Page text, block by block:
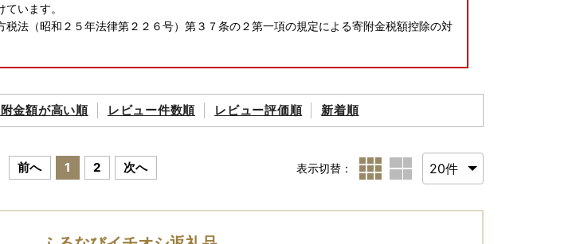
います。
法（昭和２５年法律第２２６号）第３７条の２第一項の規定による寄附金税額控除の対
スで申請できます！
た皆様のご負担を軽減するために、スマートフォンのみで完結できるアプリ「IAM」を
IAM（アイアム）」アプリのダウンロードをお願いいたします。
金額が高い順 レビュー件数順 レビュー評価順 新着順
前へ 1 2 次へ 表示切替：